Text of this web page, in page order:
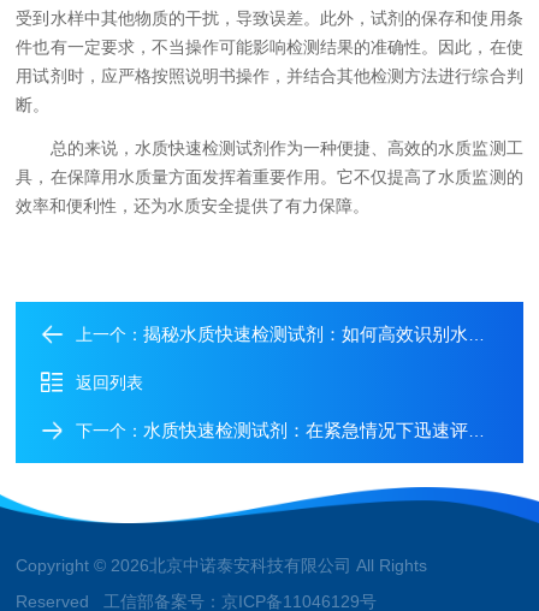
受到水样中其他物质的干扰，导致误差。此外，试剂的保存和使用条
件也有一定要求，不当操作可能影响检测结果的准确性。因此，在使
用试剂时，应严格按照说明书操作，并结合其他检测方法进行综合判
断。
总的来说，水质快速检测试剂作为一种便捷、高效的水质监测工
具，在保障用水质量方面发挥着重要作用。它不仅提高了水质监测的
效率和便利性，还为水质安全提供了有力保障。
上一个：揭秘水质快速检测试剂：如何高效识别水中的有害物质
返回列表
下一个： 水质快速检测试剂：在紧急情况下迅速评估水质安全的得力助手
Copyright © 2026北京中诺泰安科技有限公司 All Rights
Reserved 工信部备案号： 京ICP备11046129号